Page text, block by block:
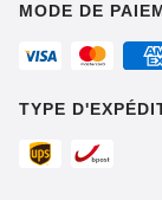
MODE DE
TYPE